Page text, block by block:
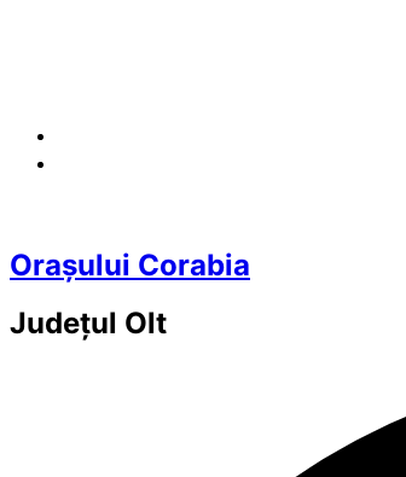
Orașului Corabia
Județul Olt